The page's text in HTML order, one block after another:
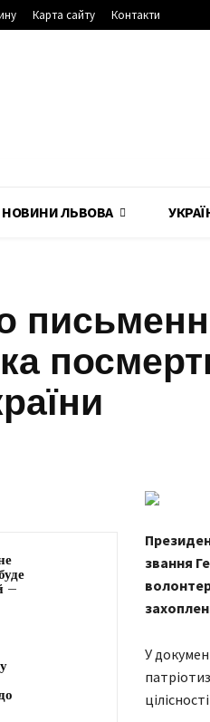
Карта сайту Контакти
НОВИНИ ЛЬВОВА
–
звання
У